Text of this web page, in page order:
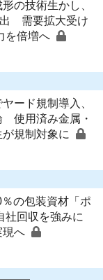
の技術生かし、
出 需要拡大受け
を倍増へ
ード規制導入、
使用済み金属・
規制対象に
の包装資材「ポ
回収を強みに
現へ